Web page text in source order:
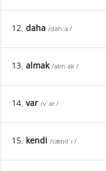
12. daha /dahˈa /
13. almak /aɫmˈak /
14. var /vˈar /
15. kendi /cændˈɪ /